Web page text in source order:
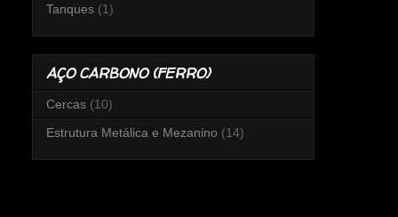
Tanques (1)
AÇO CARBONO (FERRO)
Cercas (10)
Estrutura Metálica e Mezanino (14)